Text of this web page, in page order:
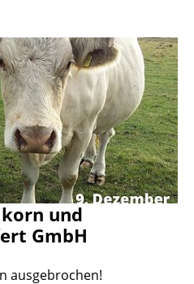
und
GmbH
ausgebrochen!